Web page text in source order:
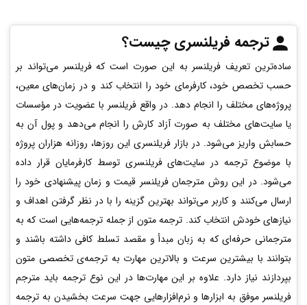
ترجمه فریلنسری چیست؟
ساده‌ترین تعریف فریلنسر به این صورت است که فریلنسر می‌تواند بر
حسب تخصص خود، کارفرمای خود را انتخاب کند و در زمان‌های معین،
پروژه‌های مختلف را انجام دهد. در واقع فریلنسر با عضویت در مؤسسات
یا سایت‌های مختلف به صورت آزاد کارش را انجام می‌دهد و پول آن به
حسابش واریز می‌شود. در بازار فریلنسری این روزها، روزانه هزاران پروژه
با موضوع ترجمه در سایت‌های فریلنسری توسط کارفرمایان قرار داده
می‌شود. در این روش مترجمان فریلنسر قیمت و زمان پیشنهادی خود را
ارسال می‌کنند و کاربر می‌تواند بهترین گزینه را با در نظر گرفتن اهداف و
نیاز‌های خودش انتخاب کند. ترجمه متون از جمله ترجمه‌هایی است که به
مترجمانی حرفه‌ای که به زبان مبدأ و مقصد تسلط کافی داشته باشند و
بتوانند با بیشترین سرعت و بالاترین مهارت به ترجمه‌ی تخصصی متون
بپردازند نیاز دارد. علاوه بر این مهارت‌ها در این نوع ترجمه باید مترجم
فریلنسر موفق به ابزارها و نرم‌افزارهایی جهت سرعت بخشیدن به ترجمه